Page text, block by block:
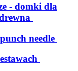
- domki dla
needle